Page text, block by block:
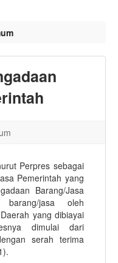
Perpres sebagai
Pemerintah yang
Barang/Jasa
jasa oleh
yang dibiayai
dimulai dari
serah terima